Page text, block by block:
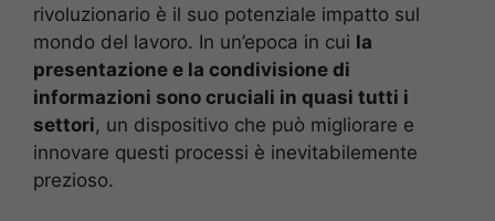
rivoluzionario è il suo potenziale impatto sul
mondo del lavoro. In un’epoca in cui la
presentazione e la condivisione di
informazioni sono cruciali in quasi tutti i
settori, un dispositivo che può migliorare e
innovare questi processi è inevitabilemente
prezioso.